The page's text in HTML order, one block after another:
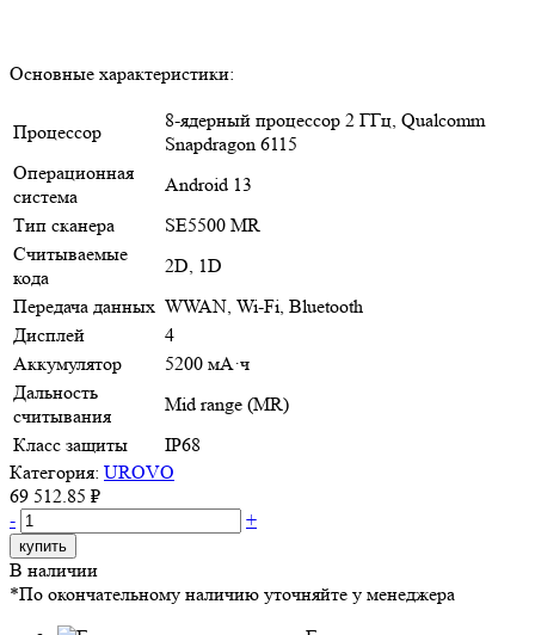
Основные характеристики:
Процессор
8-ядерный процессор 2 ГГц, Qualcomm
Snapdragon 6115
Операционная
система
Android 13
Тип сканера
SE5500 MR
Считываемые
кода
2D, 1D
Передача данных WWAN, Wi-Fi, Bluetooth
Дисплей
4
Аккумулятор
5200 мА·ч
Дальность
считывания
Mid range (MR)
Класс защиты
IP68
Категория: UROVO
69 512.85 ₽
-
+
купить
В наличии
*По окончательному наличию уточняйте у менеджера